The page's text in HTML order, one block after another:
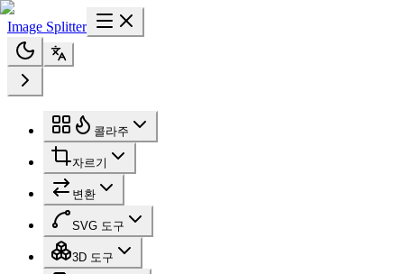
Image Splitter
콜라주
자르기
변환
SVG 도구
3D 도구